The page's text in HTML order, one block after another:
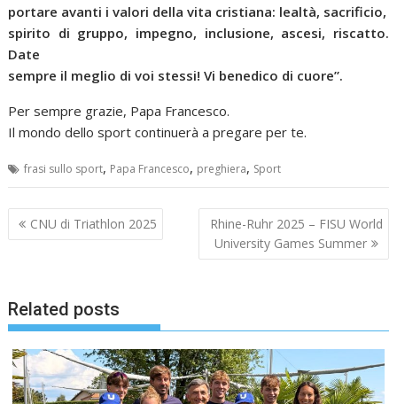
portare avanti i valori della vita cristiana: lealtà, sacrificio,
spirito di gruppo, impegno, inclusione, ascesi, riscatto.
Date
sempre il meglio di voi stessi! Vi benedico di cuore”.
Per sempre grazie, Papa Francesco.
Il mondo dello sport continuerà a pregare per te.
frasi sullo sport, Papa Francesco, preghiera, Sport
Navigazione
articoli
CNU di Triathlon 2025
Rhine-Ruhr 2025 – FISU World
University Games Summer
Related posts